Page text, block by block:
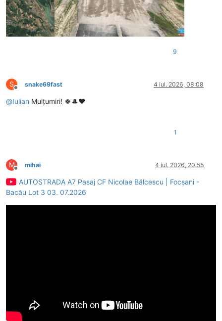
9
S
Deconectat
snake69fast 4 iul. 2026, 08:08
@Iulian Mulțumiri! 🍀🎩♥️
1
M
Deconectat
mihai 4 iul. 2026, 20:55
AUTOSTRADA A7 Pasaj CF Nicolae Bălcescu | Focșani -
Bacău Lot 3 03. 07.2026